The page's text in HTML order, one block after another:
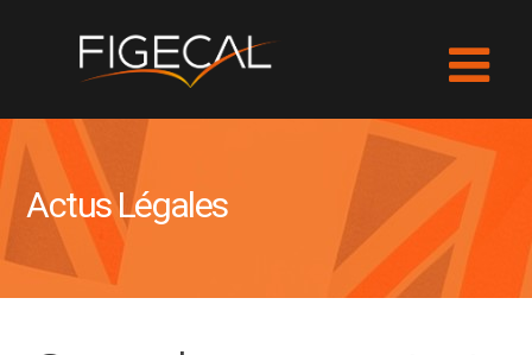
Actus Légales